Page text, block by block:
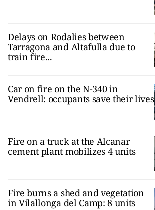
Delays on Rodalies between
Tarragona and Altafulla due to
train fire...
Car on fire on the N-340 in
Vendrell: occupants save their lives
Fire on a truck at the Alcanar
cement plant mobilizes 4 units
Fire burns a shed and vegetation
in Vilallonga del Camp: 8 units